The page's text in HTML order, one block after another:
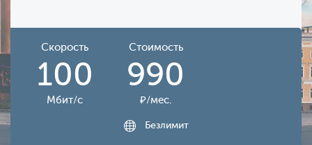
Скорость
100
Мбит/с
Стоимость
990
₽/мес.
Безлимит